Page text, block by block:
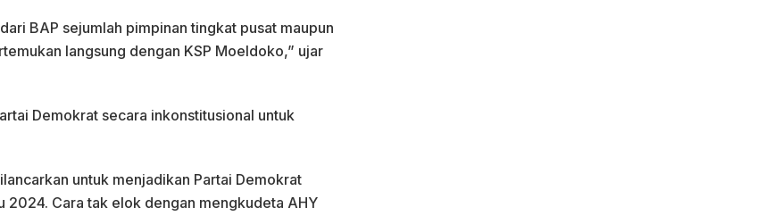
BAP sejumlah pimpinan tingkat pusat maupun
langsung dengan KSP Moeldoko,” ujar
Demokrat secara inkonstitusional untuk
untuk menjadikan Partai Demokrat
2024. Cara tak elok dengan mengkudeta AHY